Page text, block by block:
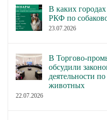
В каких
РКФ по
23.07.2026
В Торгово-
обсудили
деятельности
животных
22.07.2026